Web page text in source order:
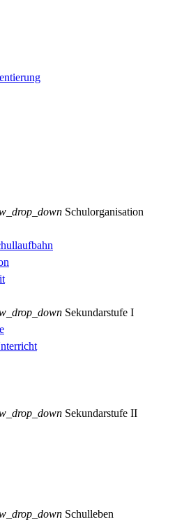
Schulorganisation
Sekundarstufe I
Sekundarstufe II
Schulleben